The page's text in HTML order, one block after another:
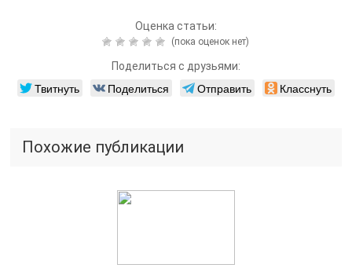
Оценка статьи:
(пока оценок нет)
Поделиться с друзьями:
Твитнуть Поделиться Отправить Класснуть
Похожие публикации